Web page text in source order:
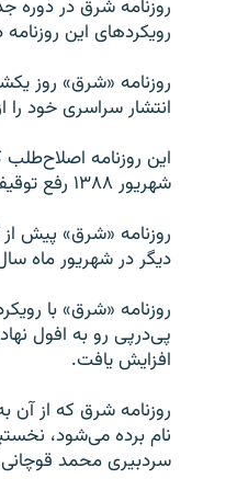
روزنامه شرق در دوره
رويکردهای اين
انتشار سراسری خود
شهريور ۱۳۸۸ رفع توقيف شده و اجازه انتشار مجدد يافت.
ديگر در شهريور ماه سال ۱۳۸۵ نيز طعم توقيف را
روزنامه «شرق» با
پی‌درپی رو به افول
افزايش يافت.
روزنامه شرق که از
سردبيری محمد